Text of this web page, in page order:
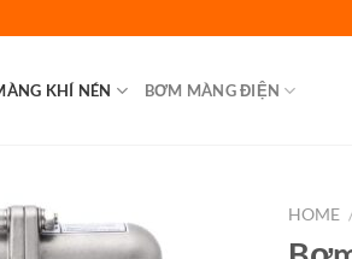
KHÍ NÉN BƠM MÀNG ĐIỆN
HOME